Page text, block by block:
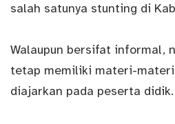
salah satunya stunting di
Walaupun bersifat informal,
tetap memiliki materi-materi
diajarkan pada peserta didik.